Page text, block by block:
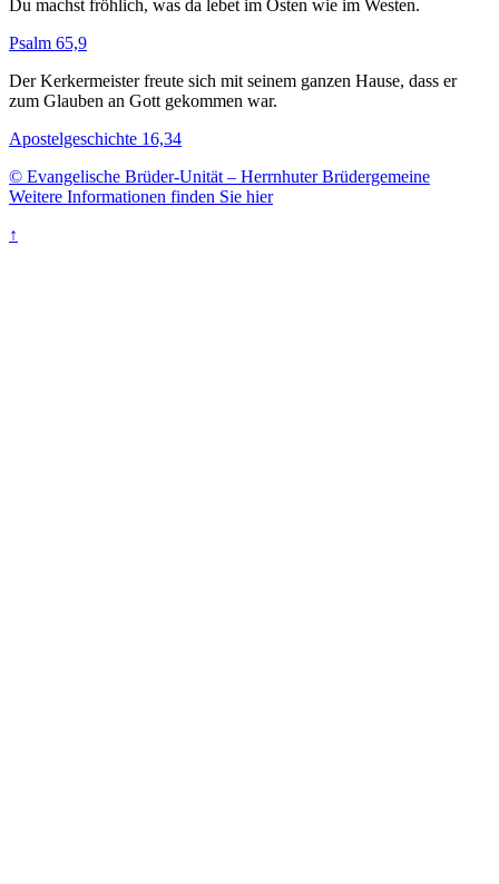
Du machst fröhlich, was da lebet im Osten wie im Westen.
Psalm 65,9
Der Kerkermeister freute sich mit seinem ganzen Hause, dass er
zum Glauben an Gott gekommen war.
Apostelgeschichte 16,34
© Evangelische Brüder-Unität – Herrnhuter Brüdergemeine
Weitere Informationen finden Sie hier
↑